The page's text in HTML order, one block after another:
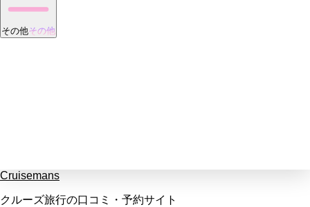
その他その他
Cruisemans
クルーズ旅行の口コミ・予約サイト